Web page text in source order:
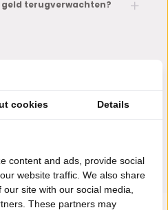
Policy
Disclaimer
geld terugverwachten?
cookies Details
content and ads, provide social
website traffic. We also share
site with our social media,
These partners may